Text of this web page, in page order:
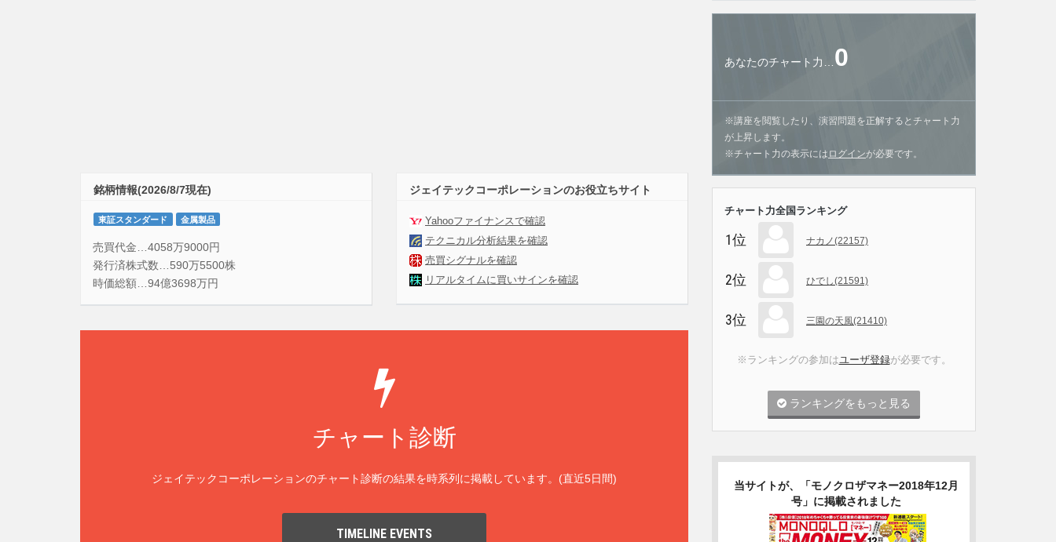
銘柄情報(2026/8/7現在)
東証スタンダード 金属製品
売買代金…4058万9000円
発行済株式数…590万5500株
時価総額…94億3698万円
ジェイテックコーポレーションのお役立ちサイト
Yahooファイナンスで確認
テクニカル分析結果を確認
売買シグナルを確認
リアルタイムに買いサインを確認
チャート診断
ジェイテックコーポレーションのチャート診断の結果を時系列に掲載しています。(直近5日間)
TIMELINE EVENTS
あなたのチャート力… 0
※講座を閲覧したり、演習問題を正解するとチャート力
が上昇します。
※チャート力の表示には ログインが必要です。
チャート力全国ランキング
1位 ナカノ(22157)
2位 ひでし(21591)
3位 三園の天風(21410)
※ランキングの参加はユーザ登録が必要です。
ランキングをもっと見る
当サイトが、「モノクロザマネー2018年12月
号」に掲載されました